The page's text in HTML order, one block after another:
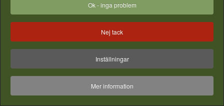
T18 Rep-platta till Caterpillar
Ok - inga problem
Nej tack
Inställningar
Mer information